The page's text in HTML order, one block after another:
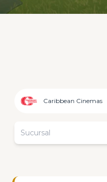
Caribbean Cinemas
Sucursal